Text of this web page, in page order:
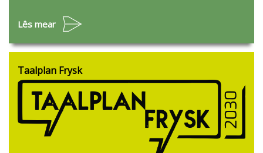
Lês mear
Taalplan Frysk